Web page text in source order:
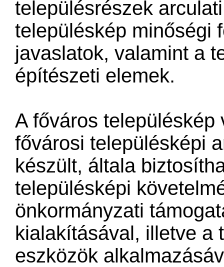
településrészek
településkép minőségi
javaslatok, valamint a
építészeti elemek.
A főváros
fővárosi településképi
készült, általa
településképi
önkormányzati
kialakításával, illetve a
eszközök